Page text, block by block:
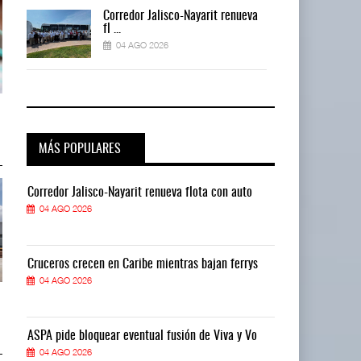
IT-ANÁLISIS: Mercado Pago acelera
04 AGO 2026
04 AGO 2026
IT-ANÁLISIS: Mercado Pago
04 AGO 2026
Corredor Jalisco-Nayarit renueva
fl ...
04 AGO 2026
MÁS POPULARES
Corredor Jalisco-Nayarit renueva flota con auto
04 AGO 2026
Cruceros crecen en Caribe mientras bajan ferrys
04 AGO 2026
ASPA pide bloquear eventual fusión de Viva y Vo
04 AGO 2026